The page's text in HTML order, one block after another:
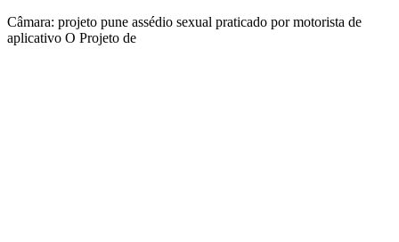
Câmara: projeto pune assédio sexual praticado por motorista de
aplicativo O Projeto de